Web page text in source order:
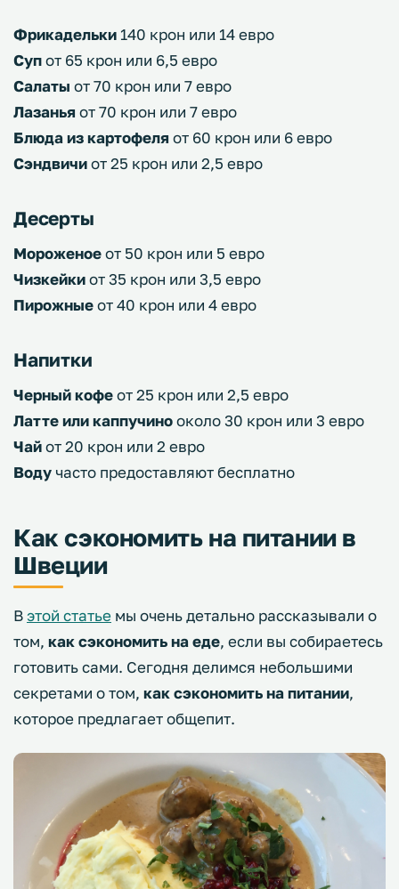
Фрикадельки 140 крон или 14 евро
Супот 65 крон или 6,5 евро
Салаты от 70 крон или 7 евро
Лазанья от 70 крон или 7 евро
Блюда из картофеля от 60 крон или 6 евро
Сэндвичиот 25 крон или 2,5 евро
Десерты
Мороженоеот 50 крон или 5 евро
Чизкейкиот 35 крон или 3,5 евро
Пирожныеот 40 крон или 4 евро
Напитки
Черный кофеот 25 крон или 2,5 евро
Латте или каппучинооколо 30 крон или 3 евро
Чайот 20 крон или 2 евро
Воду часто предоставляют бесплатно
Как сэкономить на питании в
Швеции
Вэтой статье мы очень детально рассказывали о
том, как сэкономить на еде, если вы собираетесь
готовить сами. Сегодня делимся небольшими
секретами о том, каксэкономить на питании,
которое предлагает общепит.